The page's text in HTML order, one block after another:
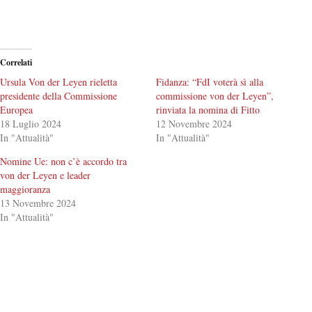
Correlati
Ursula Von der Leyen rieletta
presidente della Commissione
Europea
18 Luglio 2024
In "Attualità"
Fidanza: “FdI voterà sì alla
commissione von der Leyen”,
rinviata la nomina di Fitto
12 Novembre 2024
In "Attualità"
Nomine Ue: non c’è accordo tra
von der Leyen e leader
maggioranza
13 Novembre 2024
In "Attualità"